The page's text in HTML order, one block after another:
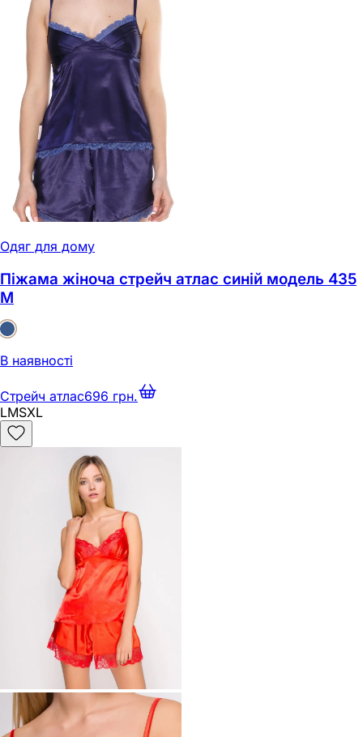
Одяг для дому
Піжама жіноча стрейч атлас синій модель 435
M
В наявності
Стрейч атлас696 грн.
LMSXL